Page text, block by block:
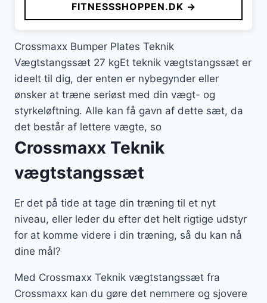
var:
1.099 kr..
er:
899 kr..
FITNESSSHOPPEN.DK →
Crossmaxx Bumper Plates Teknik
Vægtstangssæt 27 kgEt teknik vægtstangssæt er
ideelt til dig, der enten er nybegynder eller
ønsker at træne seriøst med din vægt- og
styrkeløftning. Alle kan få gavn af dette sæt, da
det består af lettere vægte, so
Crossmaxx Teknik
vægtstangssæt
Er det på tide at tage din træning til et nyt
niveau, eller leder du efter det helt rigtige udstyr
for at komme videre i din træning, så du kan nå
dine mål?
Med Crossmaxx Teknik vægtstangssæt fra
Crossmaxx kan du gøre det nemmere og sjovere